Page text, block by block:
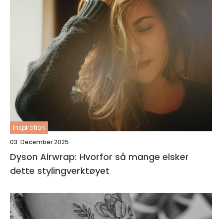
inspiration
03. December 2025
Dyson Airwrap: Hvorfor så mange elsker
dette stylingverktøyet